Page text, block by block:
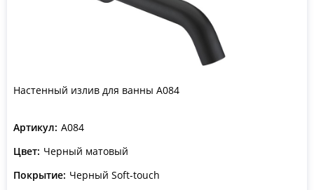
Настенный излив для ванны A084
Артикул: A084
Цвет: Черный матовый
Покрытие: Черный Soft-touch